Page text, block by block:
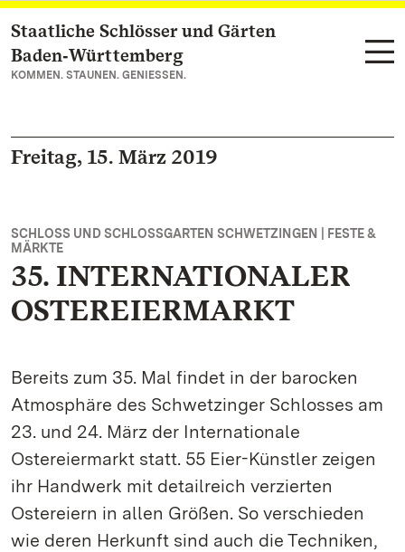
Zum Hauptinhalt springen
Staatliche Schlösser und Gärten
Baden‑Württemberg
KOMMEN. STAUNEN. GENIESSEN.
Freitag, 15. März 2019
SCHLOSS UND SCHLOSSGARTEN SCHWETZINGEN | FESTE &
MÄRKTE
35. INTERNATIONALER
OSTEREIERMARKT
Bereits zum 35. Mal findet in der barocken
Atmosphäre des Schwetzinger Schlosses am
23. und 24. März der Internationale
Ostereiermarkt statt. 55 Eier-Künstler zeigen
ihr Handwerk mit detailreich verzierten
Ostereiern in allen Größen. So verschieden
wie deren Herkunft sind auch die Techniken,